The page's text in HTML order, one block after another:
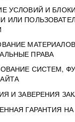
УСЛОВИЙ И
ИЛИ
ПРАВА
СИСТЕМ,
И ЗАВЕРЕНИЯ
ГАРАНТИЯ